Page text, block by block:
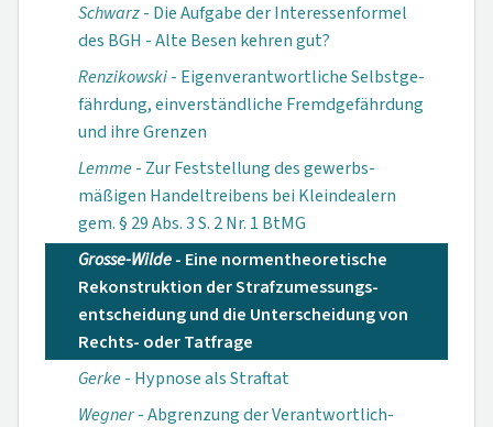
Schwarz- Die Aufgabe der Interessen­formel
des BGH - Alte Besen kehren gut?
Renzikowski- Eigenverantwort­liche Selbstge­
fährdung, einverständliche Fremd­gefährdung
und ihre Grenzen
Lemme- Zur Feststellung des gewerbs­
mäßigen Handel­treibens bei Klein­dealern
gem. § 29 Abs. 3 S. 2 Nr. 1 BtMG
Grosse-Wilde- Eine normen­theoretische
Rekons­truktion der Strafzumessungs­
entscheidung und die Unterscheidung von
Rechts- oder Tatfrage
Gerke- Hypnose als Straftat
Wegner- Abgrenzung der Verant­wortlich­